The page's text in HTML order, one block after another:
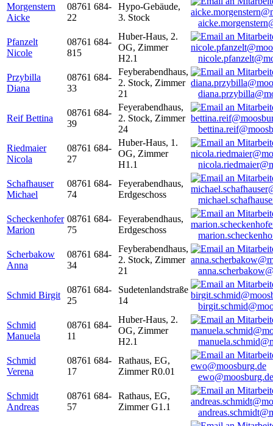
Morgenstern
Aicke
08761 684-
22
Hypo-Gebäude,
3. Stock
Pfanzelt
Nicole
08761 684-
815
Huber-Haus, 2.
OG, Zimmer
H2.1
Przybilla
Diana
08761 684-
33
Feyberabendhaus,
2. Stock, Zimmer
21
Reif Bettina
08761 684-
39
Feyerabendhaus,
2. Stock, Zimmer
24
Riedmaier
Nicola
08761 684-
27
Huber-Haus, 1.
OG, Zimmer
H1.1
Schafhauser
Michael
08761 684-
74
Feyerabendhaus,
Erdgeschoss
Scheckenhofer
Marion
08761 684-
75
Feyerabendhaus,
Erdgeschoss
Scherbakow
Anna
08761 684-
34
Feyberabendhaus,
2. Stock, Zimmer
21
Schmid Birgit
08761 684-
25
Sudetenlandstraße
14
Schmid
Manuela
08761 684-
11
Huber-Haus, 2.
OG, Zimmer
H2.1
Schmid
Verena
08761 684-
17
Rathaus, EG,
Zimmer R0.01
ewo@moosburg.de
Schmidt
Andreas
08761 684-
57
Rathaus, EG,
Zimmer G1.1